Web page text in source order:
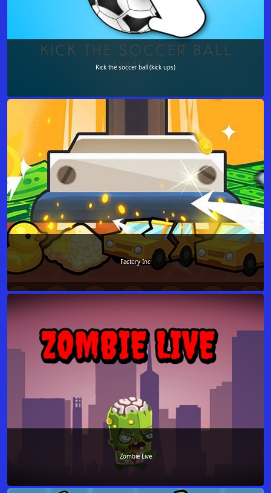
Kick the soccer ball (kick ups)
Factory Inc
Zombie Live